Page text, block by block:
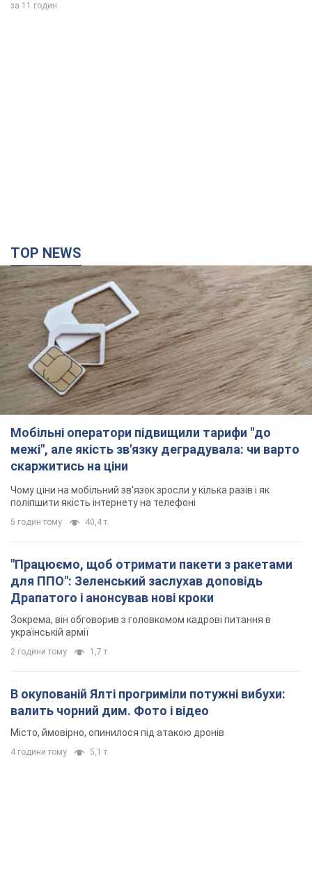
за 11 годин
TOP NEWS
Мобільні оператори підвищили тарифи "до
межі", але якість зв'язку деградувала: чи варто
скаржитись на ціни
Чому ціни на мобільний зв'язок зросли у кілька разів і як
поліпшити якість інтернету на телефоні
5 годин тому 40,4 т.
"Працюємо, щоб отримати пакети з ракетами
для ППО": Зеленський заслухав доповідь
Драпатого і анонсував нові кроки
Зокрема, він обговорив з головкомом кадрові питання в
українській армії
2 години тому 1,7 т.
В окупованій Ялті прогриміли потужні вибухи:
валить чорний дим. Фото і відео
Місто, ймовірно, опинилося під атакою дронів
4 години тому 5,1 т.